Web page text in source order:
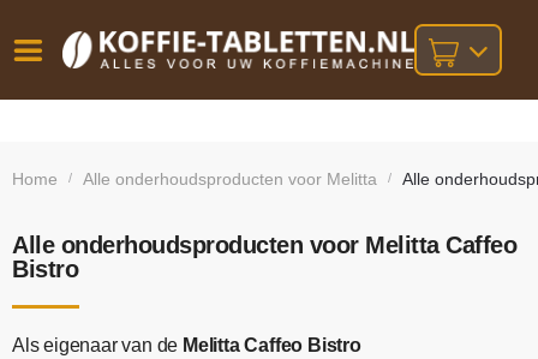
besteld,
bij orders
Home / Alle onderhoudsproducten voor Melitta / Alle
Alle onderhoudsproducten voor Melitta Caffeo
Bistro
Als eigenaar van de Melitta Caffeo Bistro